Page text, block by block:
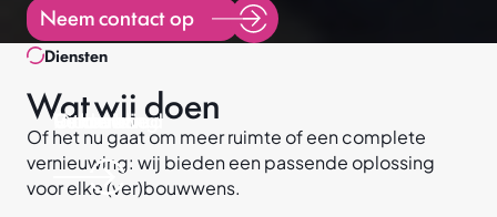
Projecten
Diensten
Neem contact op
Diensten
Wat wij doen
Of het nu gaat om meer ruimte of een complete
vernieuwing: wij bieden een passende oplossing
voor elke (ver)bouwwens.
Uitbreiding
Renovatie
Onderhoud
Verbouw